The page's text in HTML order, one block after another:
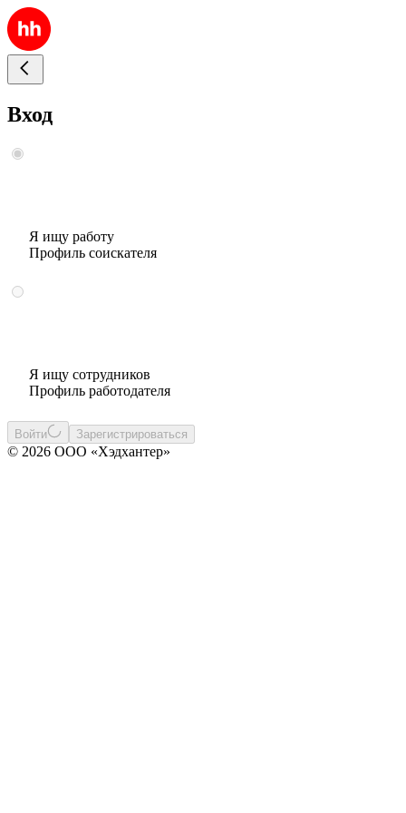
Вход
Я ищу работу
Профиль соискателя
Я ищу сотрудников
Профиль работодателя
Войти Зарегистрироваться
© 2026 ООО «Хэдхантер»